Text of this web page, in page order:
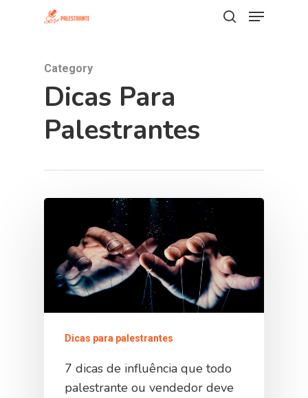
Category
Dicas Para
Palestrantes
Dicas para palestrantes
7 dicas de influência que todo
palestrante ou vendedor deve